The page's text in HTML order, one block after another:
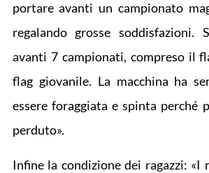
portare avanti un campionato
regalando grosse soddisfazioni.
avanti 7 campionati, compreso il
flag giovanile. La macchina ha
essere foraggiata e spinta perché
perduto».
Infine la condizione dei ragazzi: «I